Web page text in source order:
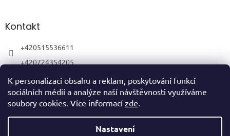
K personalizaci obsahu a reklam, poskytování funkcí
sociálních médií a analýze naší návštěvnosti využíváme
soubory cookies. Více informací zde.
Nastavení
aKontakt
+420515536611
+420724354205